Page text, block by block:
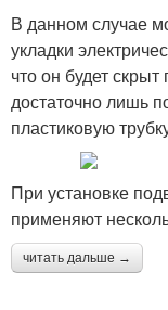
В данном случае
укладки
что он будет
достаточно лишь
пластиковую
При установке
применяют
читать дальше →